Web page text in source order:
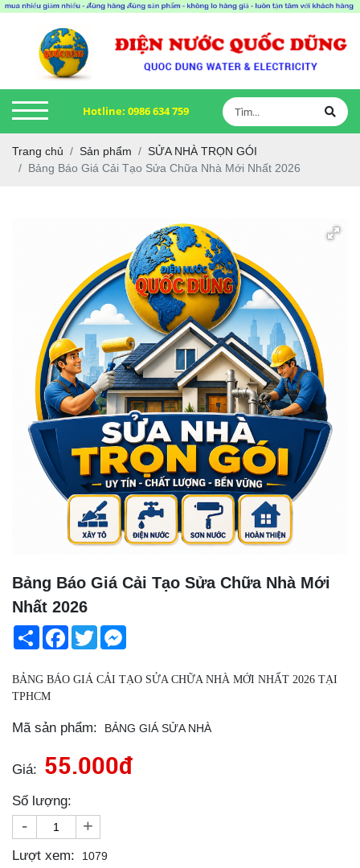
Hotline: 0986 634 759
Trang chủ Sản phẩm
SỬA NHÀ TRỌN GÓI
Bảng Báo Giá Cải Tạo Sửa Chữa Nhà Mới Nhất 2026
Bảng Báo Giá Cải Tạo Sửa Chữa Nhà Mới
Nhất 2026
Share Facebook
Twitter
BẢNG BÁO GIÁ CẢI TẠO SỬA CHỮA NHÀ MỚI NHẤT 2026 TẠI
TPHCM
Mã sản phẩm: BẢNG GIÁ SỬA NHÀ
Giá: 55.000đ
Số lượng:
- +
Lượt xem: 1079